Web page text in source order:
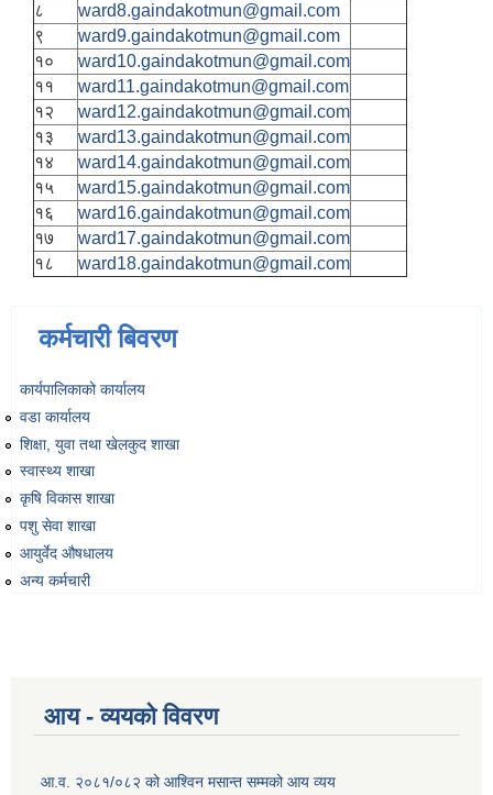
८
ward8.gaindakotmun@gmail.com
९
ward9.gaindakotmun@gmail.com
१०
ward10.gaindakotmun@gmail.com
११
ward11.gaindakotmun@gmail.com
१२
ward12.gaindakotmun@gmail.com
१३
ward13.gaindakotmun@gmail.com
१४
ward14.gaindakotmun@gmail.com
१५
ward15.gaindakotmun@gmail.com
१६
ward16.gaindakotmun@gmail.com
१७
ward17.gaindakotmun@gmail.com
१८
ward18.gaindakotmun@gmail.com
कर्मचारी बिवरण
कार्यपालिकाको कार्यालय
वडा कार्यालय
शिक्षा, युवा तथा खेलकुद शाखा
स्वास्थ्य शाखा
कृषि विकास शाखा
पशु सेवा शाखा
आयुर्वेद औषधालय
अन्य कर्मचारी
आय - व्ययको विवरण
आ.व. २०८१/०८२ को आश्विन मसान्त सम्मको आय व्यय